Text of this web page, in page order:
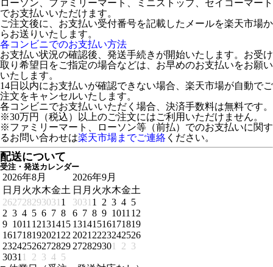
ローソン、ファミリーマート、ミニストップ、セイコーマート
でお支払いいただけます。
ご注文後に、お支払い受付番号を記載したメールを楽天市場か
らお送りいたします。
各コンビニでのお支払い方法
お支払い状況の確認後、発送手続きが開始いたします。お受け
取り希望日をご指定の場合などは、お早めのお支払いをお願い
いたします。
14日以内にお支払いが確認できない場合、楽天市場が自動でご
注文をキャンセルいたします。
各コンビニでお支払いいただく場合、決済手数料は無料です。
※30万円（税込）以上のご注文にはご利用いただけません。
※ファミリーマート、ローソン等（前払）でのお支払いに関す
るお問い合わせは楽天市場までご連絡 ください。
配送について
受注・発送カレンダー
2026年8月
日 月 火水木金土
262728293031 1
2 3 4 5 6 7 8
9 1011 12131415
161718192021 22
23242526272829
3031 1 2 3 4 5
2026年9月
日 月 火水木金土
3031 1 2 3 4 5
6 7 8 9 1011 12
13141516171819
2021 2223242526
272829301 2 3